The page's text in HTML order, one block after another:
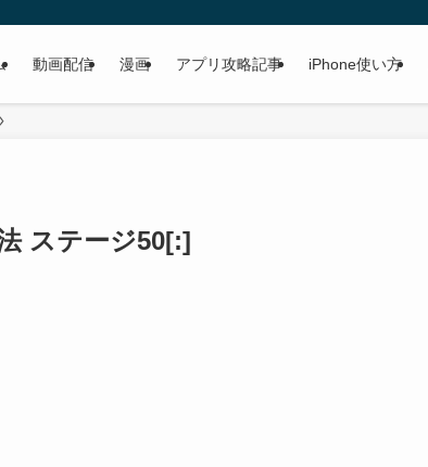
動画配信 漫画 アプリ攻略記事 iPhone使い方
ステージ50[:]